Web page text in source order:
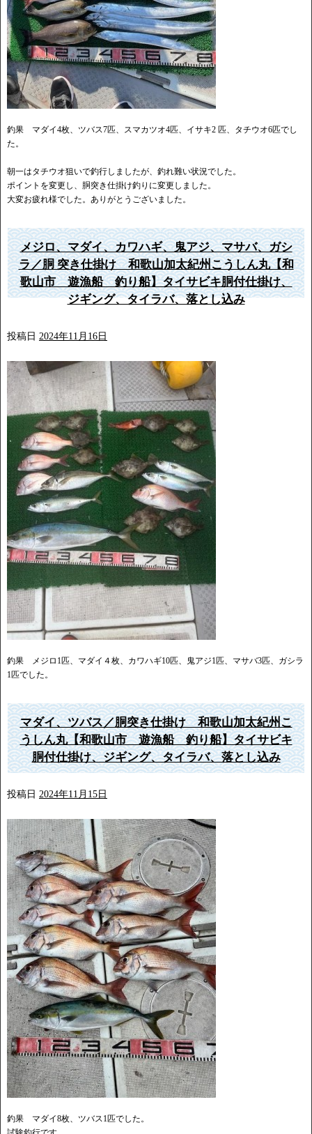
釣果 マダイ4枚、ツバス7匹、スマカツオ4匹、イサキ2 匹、タチウオ6匹でし
た。
朝一はタチウオ狙いで釣行しましたが、釣れ難い状況でした。
ポイントを変更し、胴突き仕掛け釣りに変更しました。
大変お疲れ様でした。ありがとうございました。
メジロ、マダイ、カワハギ、鬼アジ、マサバ、ガシ
ラ／胴 突き仕掛け 和歌山加太紀州こうしん丸【和
歌山市 遊漁船 釣り船】タイサビキ胴付仕掛け、
ジギング、タイラバ、落とし込み
投稿日 2024年11月16日
釣果 メジロ1匹、マダイ４枚、カワハギ10匹、鬼アジ1匹、マサバ3匹、ガシラ
1匹でした。
マダイ、ツバス／胴突き仕掛け 和歌山加太紀州こ
うしん丸【和歌山市 遊漁船 釣り船】タイサビキ
胴付仕掛け、ジギング、タイラバ、落とし込み
投稿日 2024年11月15日
釣果 マダイ8枚、ツバス1匹でした。